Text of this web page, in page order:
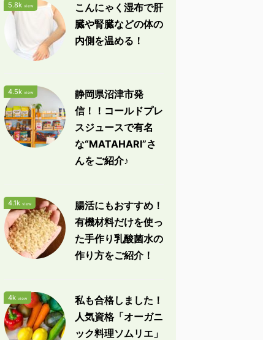
5.8k view
こんにゃく湿布で肝
臓や腎臓などの体の
内側を温める！
4.5k view
静岡県沼津市発
信！！コールドプレ
スジュースで有名
な“MATAHARI”さ
んをご紹介♪
4.1k view
腸活にもおすすめ！
有機材料だけを使っ
た手作り乳酸菌水の
作り方をご紹介！
4k view
私も合格しました！
人気資格「オーガニ
ック料理ソムリエ」